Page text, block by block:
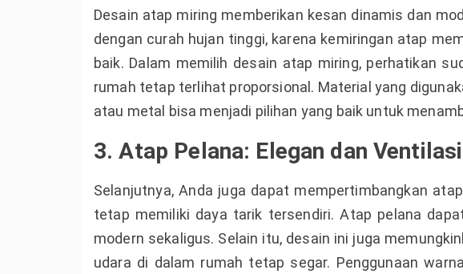
Desain atap miring memberikan kesan dinamis dan
dengan curah hujan tinggi, karena kemiringan atap
baik. Dalam memilih desain atap miring, perhatikan
rumah tetap terlihat proporsional. Material yang
atau metal bisa menjadi pilihan yang baik untuk
3. Atap Pelana: Elegan dan
Selanjutnya, Anda juga dapat mempertimbangkan
tetap memiliki daya tarik tersendiri. Atap pelana
modern sekaligus. Selain itu, desain ini juga
udara di dalam rumah tetap segar. Penggunaan